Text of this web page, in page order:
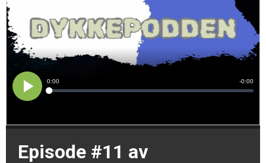
Episode #11 av